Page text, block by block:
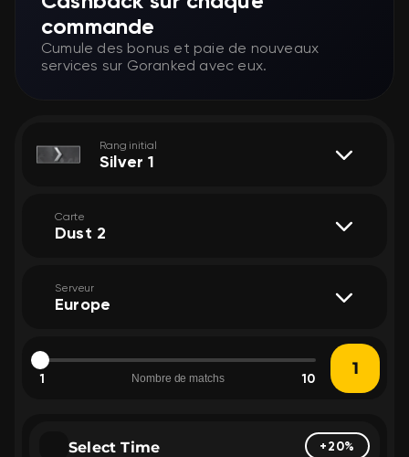
commande
Cumule des bonus et paie de nouveaux
services sur Goranked avec eux.
Rang initial
Silver 1
Carte
Dust 2
Serveur
Europe
1 Nombre de matchs 10
Select Time +20%